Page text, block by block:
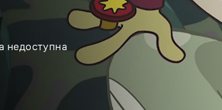
недоступна